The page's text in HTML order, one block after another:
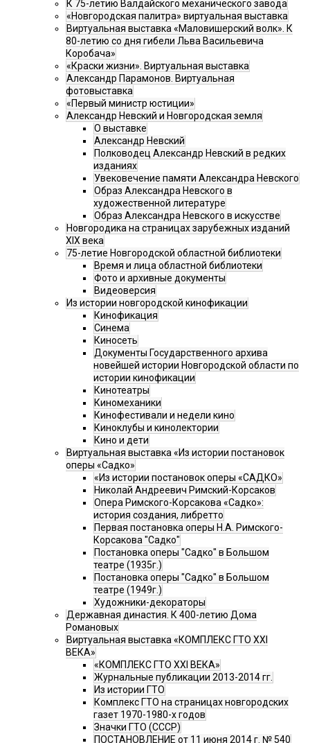
К 75-летию Валдайского механического завода
«Новгородская палитра» виртуальная выставка
Виртуальная выставка «Маловишерский волк». К
80-летию со дня гибели Льва Васильевича
Коробача»
«Краски жизни». Виртуальная выставка
Александр Парамонов. Виртуальная
фотовыставка
«Первый министр юстиции»
Александр Невский и Новгородская земля
О выставке
Александр Невский
Полководец Александр Невский в редких
изданиях
Увековечение памяти Александра Невского
Образ Александра Невского в
художественной литературе
Образ Александра Невского в искусстве
Новгородика на страницах зарубежных изданий
XIX века
75-летие Новгородской областной библиотеки
Время и лица областной библиотеки
Фото и архивные документы
Видеоверсия
Из истории новгородской кинофикации
Кинофикация
Синема
Киносеть
Документы Государственного архива
новейшей истории Новгородской области по
истории кинофикации
Кинотеатры
Киномеханики
Кинофестивали и недели кино
Киноклубы и кинолектории
Кино и дети
Виртуальная выставка «Из истории постановок
оперы «Садко»
«Из истории постановок оперы «САДКО»
Николай Андреевич Римский-Корсаков
Опера Римского-Корсакова «Садко»:
история создания, либретто
Первая постановка оперы Н.А. Римского-
Корсакова "Садко"
Постановка оперы "Садко" в Большом
театре (1935г.)
Постановка оперы "Садко" в Большом
театре (1949г.)
Художники-декораторы
Державная династия. К 400-летию Дома
Романовых
Виртуальная выставка «КОМПЛЕКС ГТО XXI
ВЕКА»
«КОМПЛЕКС ГТО XXI ВЕКА»
Журнальные публикации 2013-2014 гг.
Из истории ГТО
Комплекс ГТО на страницах новгородских
газет 1970-1980-х годов
Значки ГТО (СССР)
ПОСТАНОВЛЕНИЕ от 11 июня 2014 г. № 540